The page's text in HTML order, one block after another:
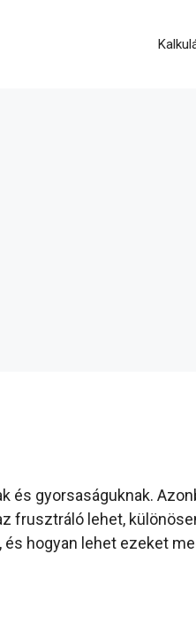
és gyorsaságuknak.
frusztráló lehet,
hogyan lehet ezeket